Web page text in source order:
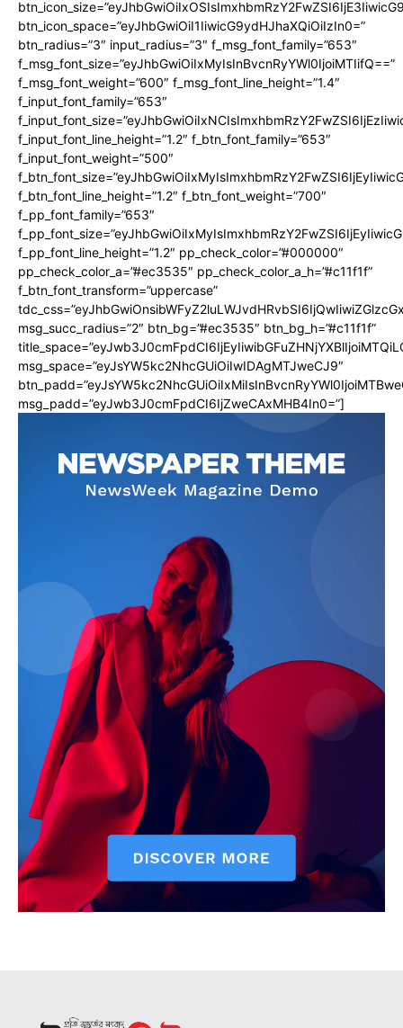
btn_icon_space=”eyJhbGwiOiI1IiwicG9ydHJhaXQiOiIzIn0=”
btn_radius=”3″ input_radius=”3″ f_msg_font_family=”653″
f_msg_font_size=”eyJhbGwiOiIxMyIsInBvcnRyYWl0IjoiMTIifQ==”
f_msg_font_weight=”600″ f_msg_font_line_height=”1.4″
f_input_font_family=”653″
f_input_font_line_height=”1.2″ f_btn_font_family=”653″
f_input_font_weight=”500″
f_btn_font_line_height=”1.2″ f_btn_font_weight=”700″
f_pp_font_family=”653″
f_pp_font_line_height=”1.2″ pp_check_color=”#000000″
pp_check_color_a=”#ec3535″ pp_check_color_a_h=”#c11f1f”
f_btn_font_transform=”uppercase”
msg_succ_radius=”2″ btn_bg=”#ec3535″ btn_bg_h=”#c11f1f”
msg_space=”eyJsYW5kc2NhcGUiOiIwIDAgMTJweCJ9″
msg_padd=”eyJwb3J0cmFpdCI6IjZweCAxMHB4In0=”]